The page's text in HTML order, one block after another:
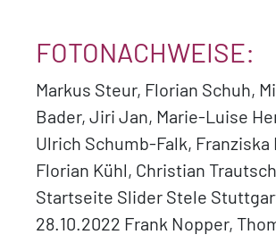
FOTONACHWEISE:
Markus Steur, Florian Schuh,
Bader, Jiri Jan, Marie-Luise
Ulrich Schumb-Falk, Franziska
Florian Kühl, Christian Trautsch
Startseite Slider Stele
28.10.2022 Frank Nopper,